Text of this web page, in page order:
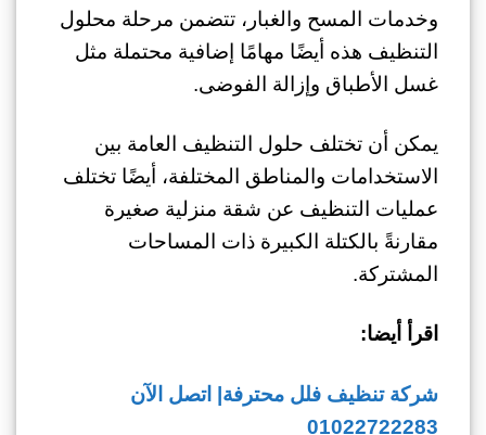
وخدمات المسح والغبار، تتضمن مرحلة محلول
التنظيف هذه أيضًا مهامًا إضافية محتملة مثل
غسل الأطباق وإزالة الفوضى.
يمكن أن تختلف حلول التنظيف العامة بين
الاستخدامات والمناطق المختلفة، أيضًا تختلف
عمليات التنظيف عن شقة منزلية صغيرة
مقارنةً بالكتلة الكبيرة ذات المساحات
المشتركة.
اقرأ أيضا:
شركة تنظيف فلل محترفة| اتصل الآن
01022722283